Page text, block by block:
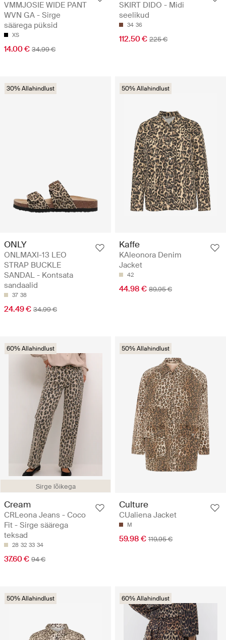
VMMJOSIE WIDE PANT
WVN GA - Sirge
säärega püksid
XS
14.00 € 34.99 €
SKIRT DIDO - Midi
seelikud
34 36
112.50 € 225 €
30% Allahindlust
ONLY
ONLMAXI-13 LEO
STRAP BUCKLE
SANDAL - Kontsata
sandaalid
37 38
24.49 € 34.99 €
50% Allahindlust
Kaffe
KAleonora Denim
Jacket
42
44.98 € 89.95 €
Sirge lõikega
60% Allahindlust
Cream
CRLeona Jeans - Coco
Fit - Sirge säärega
teksad
28 32 33 34
37.60 € 94 €
50% Allahindlust
Culture
CUaliena Jacket
M
59.98 € 119.95 €
50% Allahindlust 60% Allahindlust